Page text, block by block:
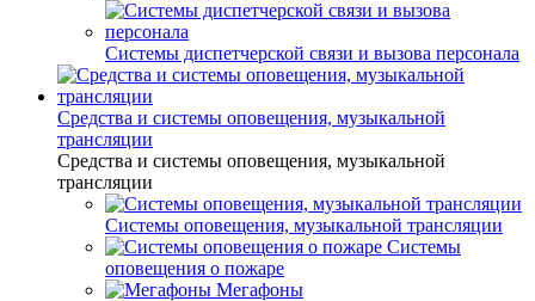
Системы диспетчерской связи и вызова персонала
Средства и системы оповещения, музыкальной
трансляции
Средства и системы оповещения, музыкальной
трансляции
Системы оповещения, музыкальной трансляции
Системы
оповещения о пожаре
Мегафоны